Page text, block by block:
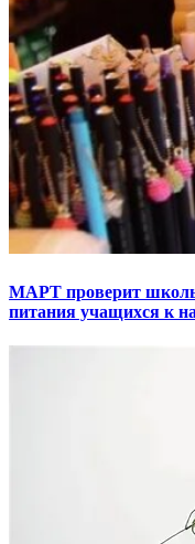
МАРТ проверит
питания учащихся к